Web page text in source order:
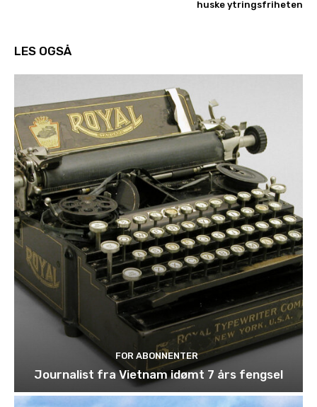
huske ytringsfriheten
LES OGSÅ
FOR ABONNENTER
Journalist fra Vietnam idømt 7 års fengsel